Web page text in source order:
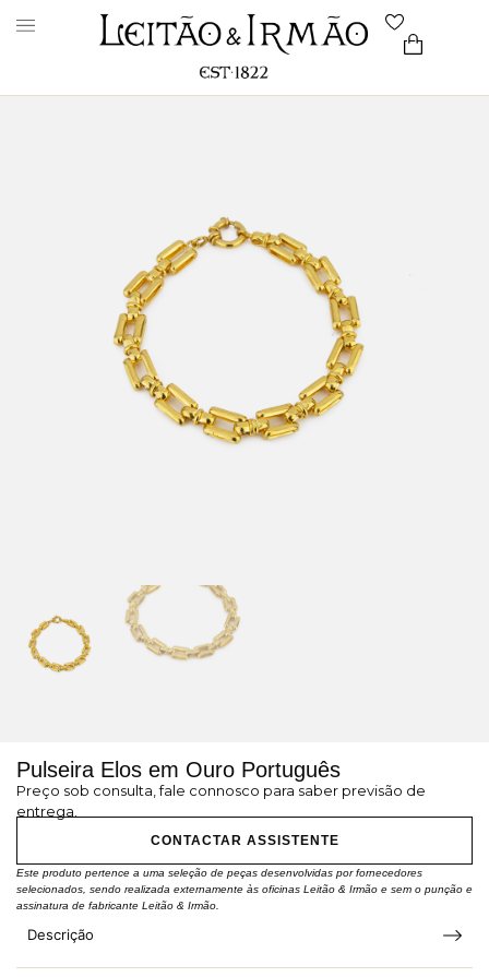
Pulseira Elos em Ouro Português
Preço sob consulta, fale connosco para saber previsão de
entrega.
CONTACTAR ASSISTENTE
Este produto pertence a uma seleção de peças desenvolvidas por fornecedores
selecionados, sendo realizada externamente às oficinas Leitão & Irmão e sem o punção e
assinatura de fabricante Leitão & Irmão.
Descrição